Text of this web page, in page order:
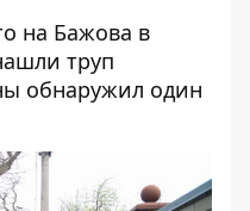
на Бажова в
труп
обнаружил один